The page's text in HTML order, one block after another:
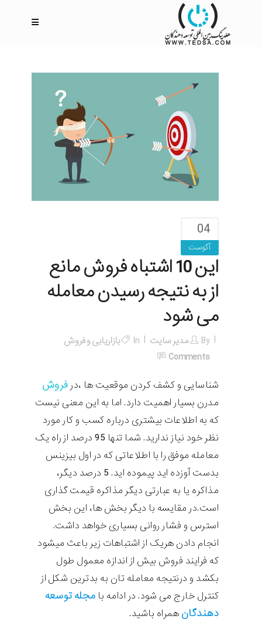
04
آگوست
این 10 اشتباه فروش مانع
از به نتیجه رسیدن معامله
می شود
By مدیر سایت In
بازاریابی و فروش
Comments
شناسایی و کشف کردن موقعیت ها ،در فروش
مدرن بسیار اهمیت دارد. اما به این معنی نیست
که به اطلاعات بیشتری درباره کسب و کار مورد
نظر خود نیاز ندارید. شما تنها 95 درصد از راه یک
معامله موفق را با اطلاعاتی که در اول بیزینس
بدست آوزده اید پیموده اید. 5 درصد دیگر،
مذاکره یا به عبارتی دیگر مذاکره قیمت گذاری
است.در مقایسه با دیگر بخش ها، این بخش
استرس و فشار روانی بسیاری خواهد داشت.
انجام دادن هریک از اشتباهات زیر باعث میشود
که فرایند فروش بیش از اندازه معمول طول
بکشد و درنتیجه معامله تان به بدترین شکل از
کنترل خارج می شود. در ادامه با مجله توسعه
دهندگان همراه باشید.